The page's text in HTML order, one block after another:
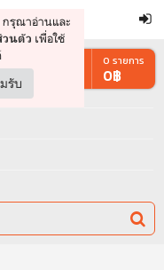
กรุณาอ่านและ
วนตัว เพื่อใช้
รับ
0 รายการ
0฿